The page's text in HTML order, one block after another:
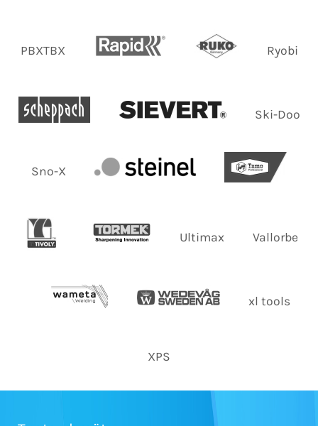
PBXTBX Ryobi
Ski-Doo
Sno-X
Ultimax Vallorbe
xl tools
XPS